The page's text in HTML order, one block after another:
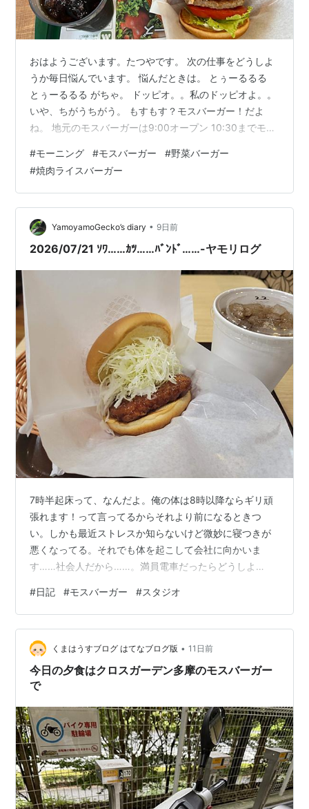
おはようございます。たつやです。 次の仕事をどうしよ
うか毎日悩んでいます。 悩んだときは。 とぅーるるる
とぅーるるる がちゃ。 ドッピオ。。私のドッピオよ。。
いや、ちがうちがう。 もすもす？モスバーガー！だよ
ね。 地元のモスバーガーは9:00オープン 10:30までモー
が、なんと580円ドリンクつき(M) バーガー単体が390円
なので 私はセットを2つ頼んでいます。笑 年配の店員の
方だと、えっ？1人で？ ってなる。 若い子だと、あ、そ
ういう人もいるよねって感じで、ふつーに、淡々と処理
してくれます。w あと、もういっこモスのおすすめは 焼
肉…
#モーニング #モスバーガー #野菜バーガー
#焼肉ライスバーガー
YamoyamoGecko’s diary • 9日前
2026/07/21 ｿﾜ……ｶﾂ……ﾊﾞﾝﾄﾞ……-ヤモリログ
7時半起床って、なんだよ。俺の体は8時以降ならギリ頑
張れます！って言ってるからそれより前になるときつ
い。しかも最近ストレスか知らないけど微妙に寝つきが
悪くなってる。それでも体を起こして会社に向かいま
す……社会人だから……。満員電車だったらどうしよ
電車に乗ってる時間を短くしようと画策。日傘があると
だいぶ違う。電車は普段に比べたら混んでる方だけど、ﾐ
ｯﾁﾐﾁで動けないってほどの混雑じゃなかったからなんと
かなった。糞尿も全然余裕でした。ビオフェルミン生活
は続けています。 やってくぞ！いつもと現場が違うとち
ょっとソワつくな。ソワつくけど、席の場所的に…
#日記 #モスバーガー #スタジオ
くまはうすブログ はてなブログ版 • 11日前
今日の夕食はクロスガーデン多摩のモスバーガー
で